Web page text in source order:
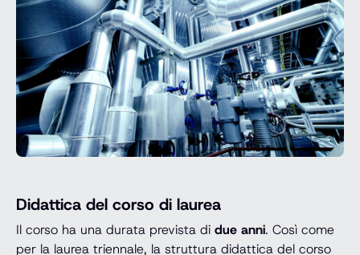
Didattica del corso di laurea
Il corso ha una durata prevista di due anni. Così come
per la laurea triennale, la struttura didattica del corso